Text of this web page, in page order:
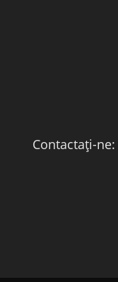
Contactați-ne: